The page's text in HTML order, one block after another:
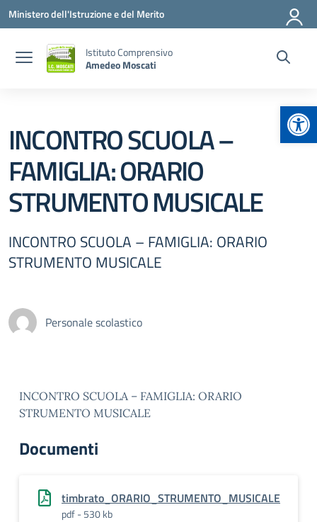
Vai ai contenuti
Vai al menu di navigazione
Vai al footer
Ministero dell'Istruzione e del Merito
Istituto Comprensivo
Amedeo Moscati
INCONTRO SCUOLA –
FAMIGLIA: ORARIO
STRUMENTO MUSICALE
INCONTRO SCUOLA – FAMIGLIA: ORARIO
STRUMENTO MUSICALE
Personale scolastico
INCONTRO SCUOLA – FAMIGLIA: ORARIO
STRUMENTO MUSICALE
Documenti
timbrato_ORARIO_STRUMENTO_MUSICALE
pdf - 530 kb